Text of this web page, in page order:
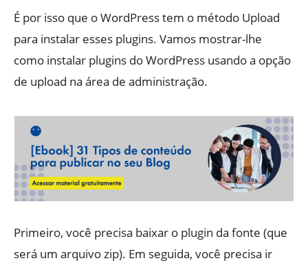
É por isso que o WordPress tem o método Upload
para instalar esses plugins. Vamos mostrar-lhe
como instalar plugins do WordPress usando a opção
de upload na área de administração.
Primeiro, você precisa baixar o plugin da fonte (que
será um arquivo zip). Em seguida, você precisa ir